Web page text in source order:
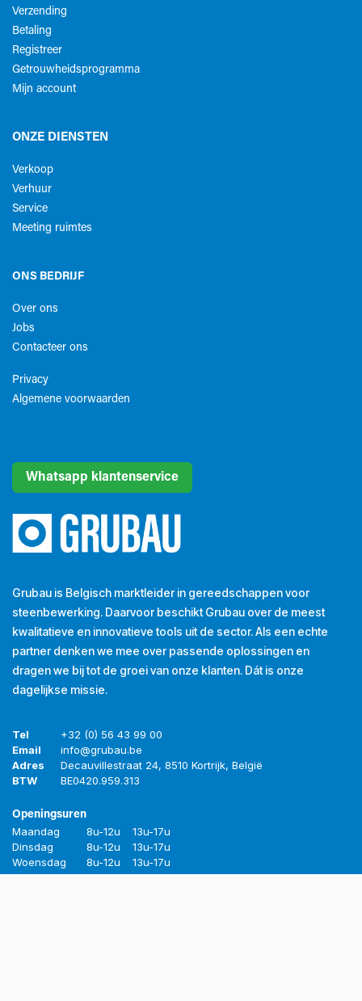
Verzending
Betaling
Registreer
Getrouwheidsprogramma
Mijn account
ONZE DIENSTEN
Verkoop
Verhuur
Service
Meeting ruimtes
ONS BEDRIJF
Over ons
Jobs
Contacteer ons
Privacy
Algemene voorwaarden​
Whatsapp klantenservice
Grubau is Belgisch marktleider in gereedschappen voor
steenbewerking. Daarvoor beschikt Grubau over de meest
kwalitatieve en innovatieve tools uit de sector. Als een echte
partner denken we mee over passende oplossingen en
dragen we bij tot de groei van onze klanten. Dát is onze
dagelijkse missie.
Tel
+32 (0) 56 43 99 00
Email
info@grubau.be
Adres
Decauvillestraat 24, 8510 Kortrijk, België
BTW
BE0420.959.313
Openingsuren
Maandag 8u-12u
13u-17u
Dinsdag
8u-12u
13u-17u
Woensdag
8u-12u
13u-17u
Donderdag
8u-12u
13u-17u